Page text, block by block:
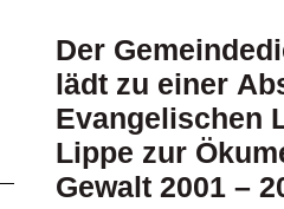
Der
lädt zu einer
Evangelischen
Lippe zur
Gewalt 2001 –